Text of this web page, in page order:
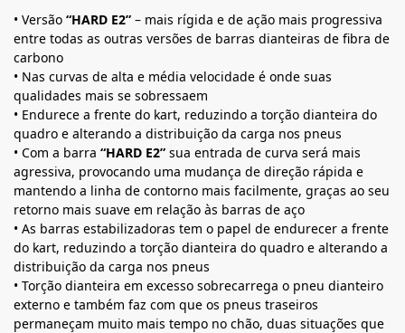
• Versão “HARD E2” – mais rígida e de ação mais progressiva
entre todas as outras versões de barras dianteiras de fibra de
carbono
• Nas curvas de alta e média velocidade é onde suas
qualidades mais se sobressaem
• Endurece a frente do kart, reduzindo a torção dianteira do
quadro e alterando a distribuição da carga nos pneus
• Com a barra “HARD E2” sua entrada de curva será mais
agressiva, provocando uma mudança de direção rápida e
mantendo a linha de contorno mais facilmente, graças ao seu
retorno mais suave em relação às barras de aço
• As barras estabilizadoras tem o papel de endurecer a frente
do kart, reduzindo a torção dianteira do quadro e alterando a
distribuição da carga nos pneus
• Torção dianteira em excesso sobrecarrega o pneu dianteiro
externo e também faz com que os pneus traseiros
permaneçam muito mais tempo no chão, duas situações que